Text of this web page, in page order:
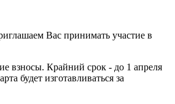
Вас принимать участие в
взносы. Крайний срок - до 1 апреля
будет изготавливаться за